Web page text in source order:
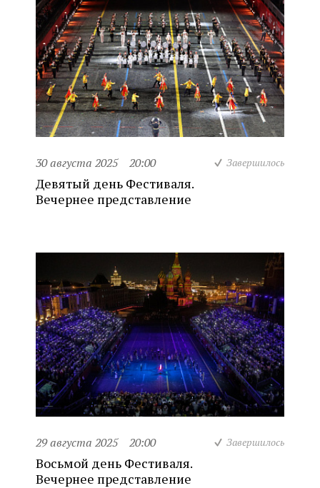
30 августа 2025 20:00 Завершилось
Девятый день Фестиваля.
Вечернее представление
29 августа 2025 20:00 Завершилось
Восьмой день Фестиваля.
Вечернее представление